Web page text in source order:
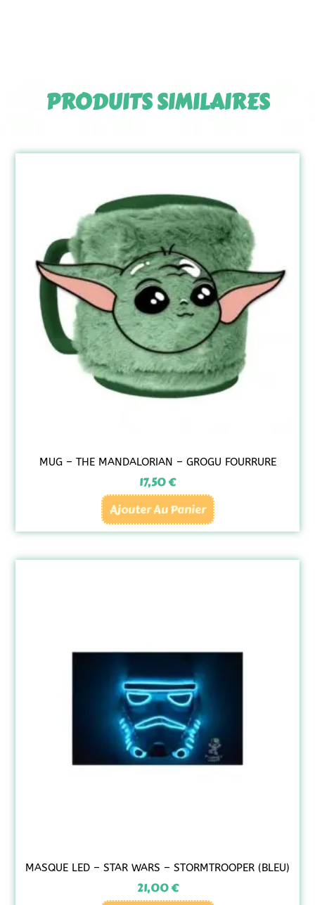
PRODUITS SIMILAIRES
MUG – THE MANDALORIAN – GROGU FOURRURE
17,50€
Ajouter Au Panier
MASQUE LED – STAR WARS – STORMTROOPER (BLEU)
21,00€